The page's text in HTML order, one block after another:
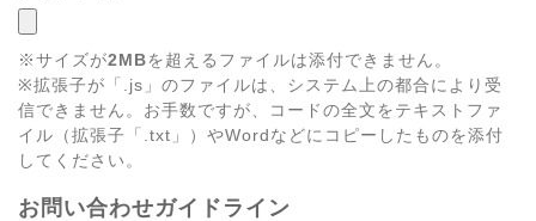
※サイズが2MBを超えるファイルは添付できません。
※拡張子が「.js」のファイルは、システム上の都合により受
信できません。お手数ですが、コードの全文をテキストファ
イル（拡張子「.txt」）やWordなどにコピーしたものを添付
してください。
お問い合わせガイドライン